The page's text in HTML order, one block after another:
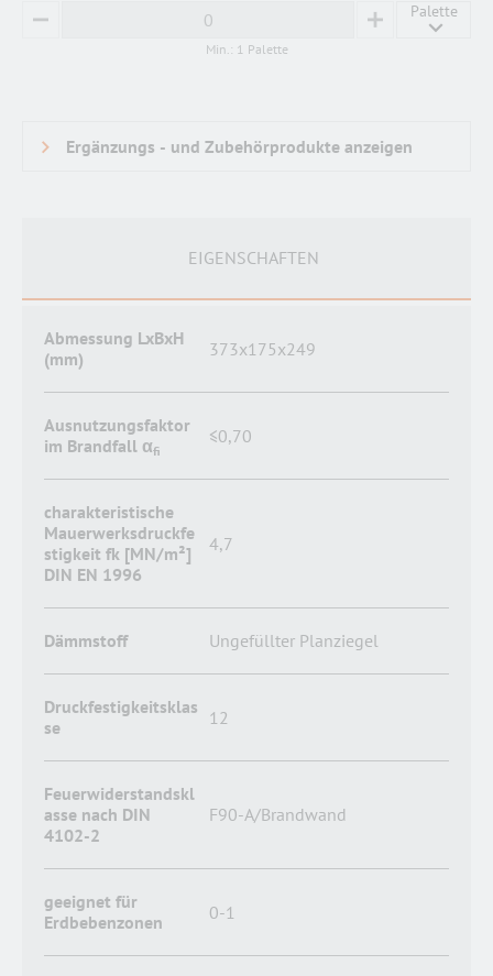
MINUS PLUS
Palette
Min.: 1 Palette
EIGENSCHAFTEN
Abmessung LxBxH
(mm)
373x175x249
Ausnutzungsfaktor
im Brandfall αfi
≤0,70
charakteristische
Mauerwerksdruckfe
stigkeit fk [MN/m²]
DIN EN 1996
4,7
Dämmstoff Ungefüllter Planziegel
Druckfestigkeitsklas
se
12
Feuerwiderstandskl
asse nach DIN
4102-2
F90-A/Brandwand
geeignet für
Erdbebenzonen
0-1